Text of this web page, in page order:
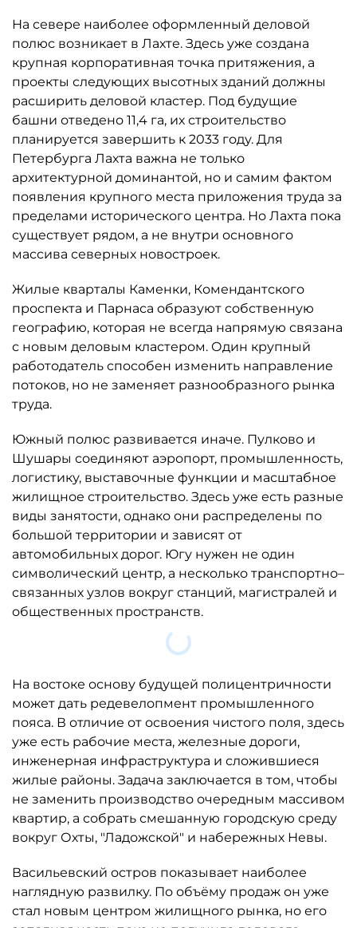
крупная корпоративная точка притяжения, а
проекты следующих высотных зданий должны
расширить деловой кластер. Под будущие
башни отведено 11,4 га, их строительство
планируется завершить к 2033 году. Для
Петербурга Лахта важна не только
архитектурной доминантой, но и самим фактом
появления крупного места приложения труда за
пределами исторического центра. Но Лахта пока
существует рядом, а не внутри основного
массива северных новостроек.
Жилые кварталы Каменки, Комендантского
географию, которая не всегда напрямую связана
с новым деловым кластером. Один крупный
работодатель способен изменить направление
потоков, но не заменяет разнообразного рынка
труда.
Южный полюс развивается иначе. Пулково и
логистику, выставочные функции и масштабное
жилищное строительство. Здесь уже есть разные
виды занятости, однако они распределены по
большой территории и зависят от
автомобильных дорог. Югу нужен не один
символический центр, а несколько транспортно–
связанных узлов вокруг станций, магистралей и
общественных пространств.
Загрузка....
На востоке основу будущей полицентричности
пояса. В отличие от освоения чистого поля, здесь
уже есть рабочие места, железные дороги,
инженерная инфраструктура и сложившиеся
жилые районы. Задача заключается в том, чтобы
не заменить производство очередным массивом
квартир, а собрать смешанную городскую среду
вокруг Охты, "Ладожской" и набережных Невы.
Васильевский остров показывает наиболее
стал новым центром жилищного рынка, но его
западная часть пока не получила делового
наполнения, сопоставимого с количеством